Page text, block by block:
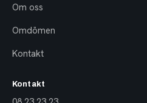
Om oss
Omdömen
Kontakt
Kontakt